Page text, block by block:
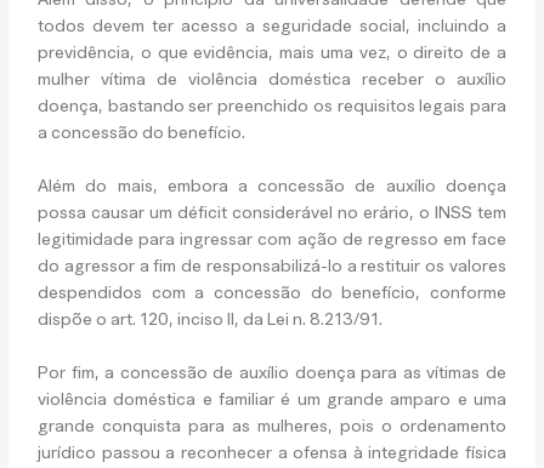
todos devem ter acesso a seguridade social, incluindo a
previdência, o que evidência, mais uma vez, o direito de a
mulher vítima de violência doméstica receber o auxílio
doença, bastando ser preenchido os requisitos legais para
a concessão do benefício.
Além do mais, embora a concessão de auxílio doença
possa causar um déficit considerável no erário, o INSS tem
legitimidade para ingressar com ação de regresso em face
do agressor a fim de responsabilizá-lo a restituir os valores
despendidos com a concessão do benefício, conforme
dispõe o art. 120, inciso II, da Lei n. 8.213/91.
Por fim, a concessão de auxílio doença para as vítimas de
violência doméstica e familiar é um grande amparo e uma
grande conquista para as mulheres, pois o ordenamento
jurídico passou a reconhecer a ofensa à integridade física